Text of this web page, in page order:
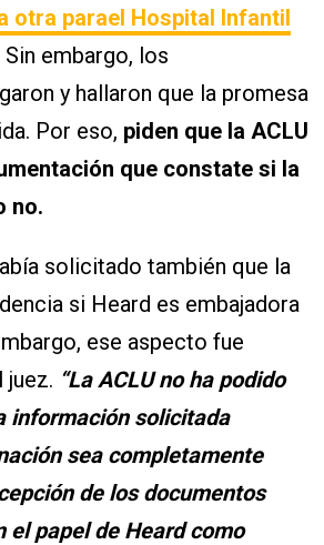
otra parael Hospital Infantil
Sin embargo, los
y hallaron que la promesa
Por eso, piden que la ACLU
que constate si la
no.
solicitado también que la
si Heard es embajadora
ese aspecto fue
juez. “La ACLU no ha podido
información solicitada
sea completamente
de los documentos
el papel de Heard como